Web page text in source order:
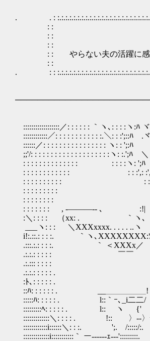
. . :
:
: : でも
:
: : やらない夫の活躍に感動し
:
. : :
::::::::::::::::::／: : : : : : ｀
::::::::::::／: : : : : : : : : : : :.
::::::／: : : : : : : : : : : : : : : :
;;'/: : : : : : : : : : : : : : : : : : : :ヽ: :.';ﾊ ＼
: : : : : : : : : : : : : : : : : :ヽ: ';ﾊ
: : : : : : : : : : : : : : :',: :',
: : : : : : : : : : : : : :!|ﾊ
: : : : : : : : : : : !| ﾊ 今
: : : : : : : : : :!| ﾊ. 光…な
: : : : : : : , -―――-- ､ :!| .ﾄ､..
:＼: : : : （xx: . ｀ヽ
___ヽ: : : ＼XXXxxxx. . . . . ..
i!:.::.: : : :. ｀ヽ､
.:::.:.: : : :. ｀ ＜XXXx／ |
.:.:.: : : : : ￣￣
.:.::: : : : :
.:.:.: : : : : . |
:ﾄ､: : : : : .
::ﾊ: : : : : : . __＿＿
:::::ﾊ: : : : : . l::｀ｰ､
:::::::::ﾍ: : : : : . l:: ヽ {'
:::::::::::::＼: : : : . !:: 〉--〉ｰ
::::::::::::i::::::＼: : :. ';. /:::::/
:::::::::::::i:::::::::::｀ ー------ｪ--‐':::::::::.